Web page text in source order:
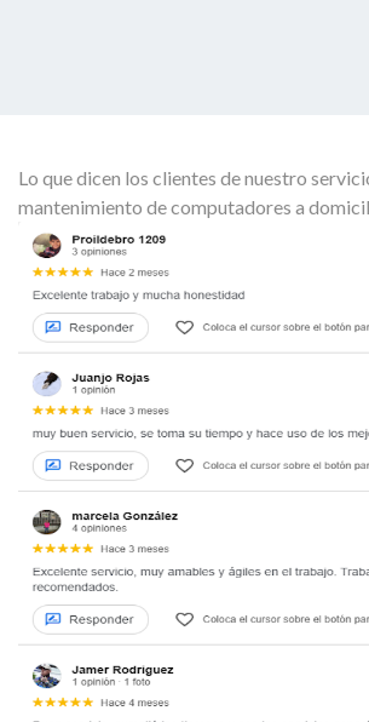
Lo que dicen los clientes de nuestro
mantenimiento de computadores a